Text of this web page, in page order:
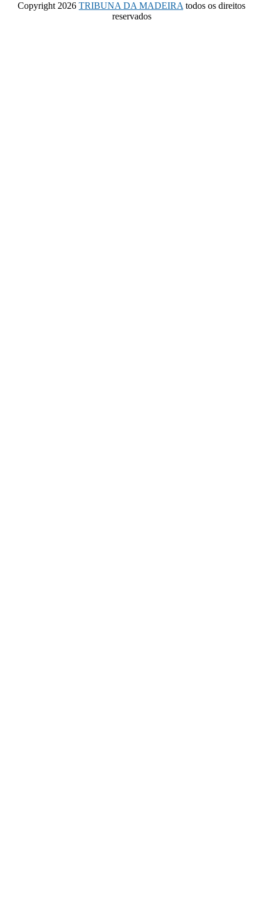
Copyright 2026 TRIBUNA DA MADEIRA todos os direitos
reservados